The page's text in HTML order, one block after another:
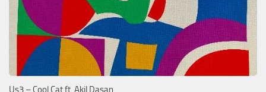
Us3 – Cool Cat ft. Akil Dasan